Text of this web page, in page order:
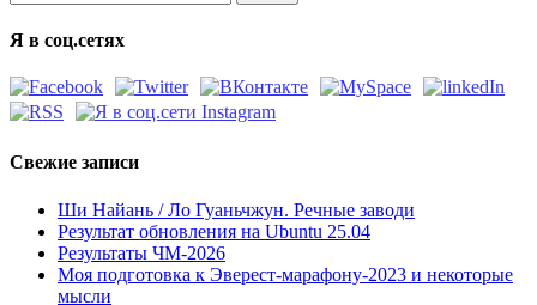
Я в соц.сетях
Свежие записи
Ши Найань / Ло Гуаньчжун. Речные заводи
Результат обновления на Ubuntu 25.04
Результаты ЧМ-2026
Моя подготовка к Эверест-марафону-2023 и некоторые
мысли